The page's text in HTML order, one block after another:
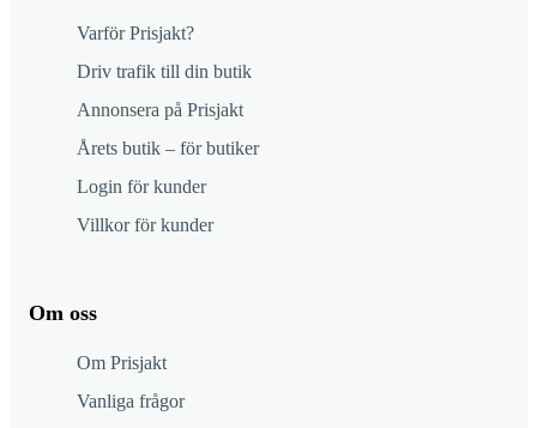
Varför Prisjakt?
Driv trafik till din butik
Annonsera på Prisjakt
Årets butik – för butiker
Login för kunder
Villkor för kunder
Om oss
Om Prisjakt
Vanliga frågor